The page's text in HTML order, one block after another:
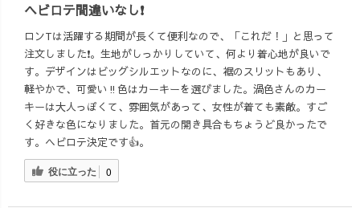
生み出していま
「こんなの欲し
いな〜!!」や、
「この色でも作
って欲しい〜
🌈」 などなど、
みなさんからの
たくさんのご要
望お待ちしてま
ーす!!🤗
ャガード織のオ
テキスタイルを
草木染めしてい
ます♪ #草木染
め #キャンプコ
ーデ #お出かけ
コーデ #子連れ
お出かけ #4児マ
ヘビロテ間違いなし❗️
ロンTは活躍する期間が長くて便利なので、「これだ！」と思って
注文しました❗️。生地がしっかりしていて、何より着心地が良いで
す。デザインはビッグシルエットなのに、裾のスリットもあり、
軽やかで、可愛い‼️色はカーキーを選びました。渦色さんのカー
キーは大人っぽくて、雰囲気があって、女性が着ても素敵。すご
く好きな色になりました。首元の開き具合もちょうど良かったで
す。ヘビロテ決定です👍。
役に立った
0